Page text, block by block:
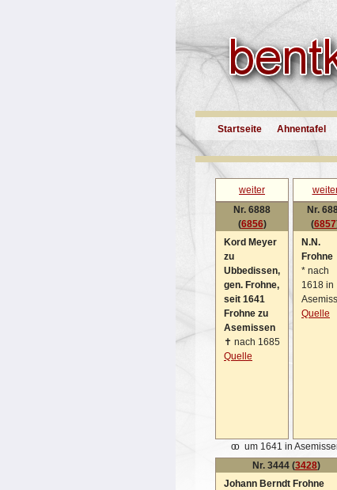
Startseite Ahnentafel
weiter
Nr. 6888
(6856)
Kord Meyer
zu
Ubbedissen,
gen. Frohne,
seit 1641
Frohne zu
Asemissen
✝ nach 1685
Quelle
Nr.
(6857
N.N.
Frohne
* nach
1618 in
Quelle
oo um 1641 in
Nr. 3444 (3428)
Johann Berndt Frohne